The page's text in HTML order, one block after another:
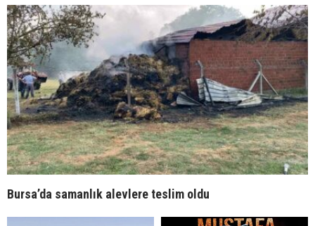
Bursa’da samanlık alevlere teslim oldu